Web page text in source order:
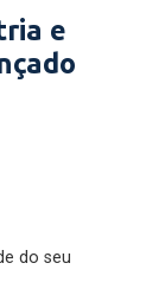
e
do seu